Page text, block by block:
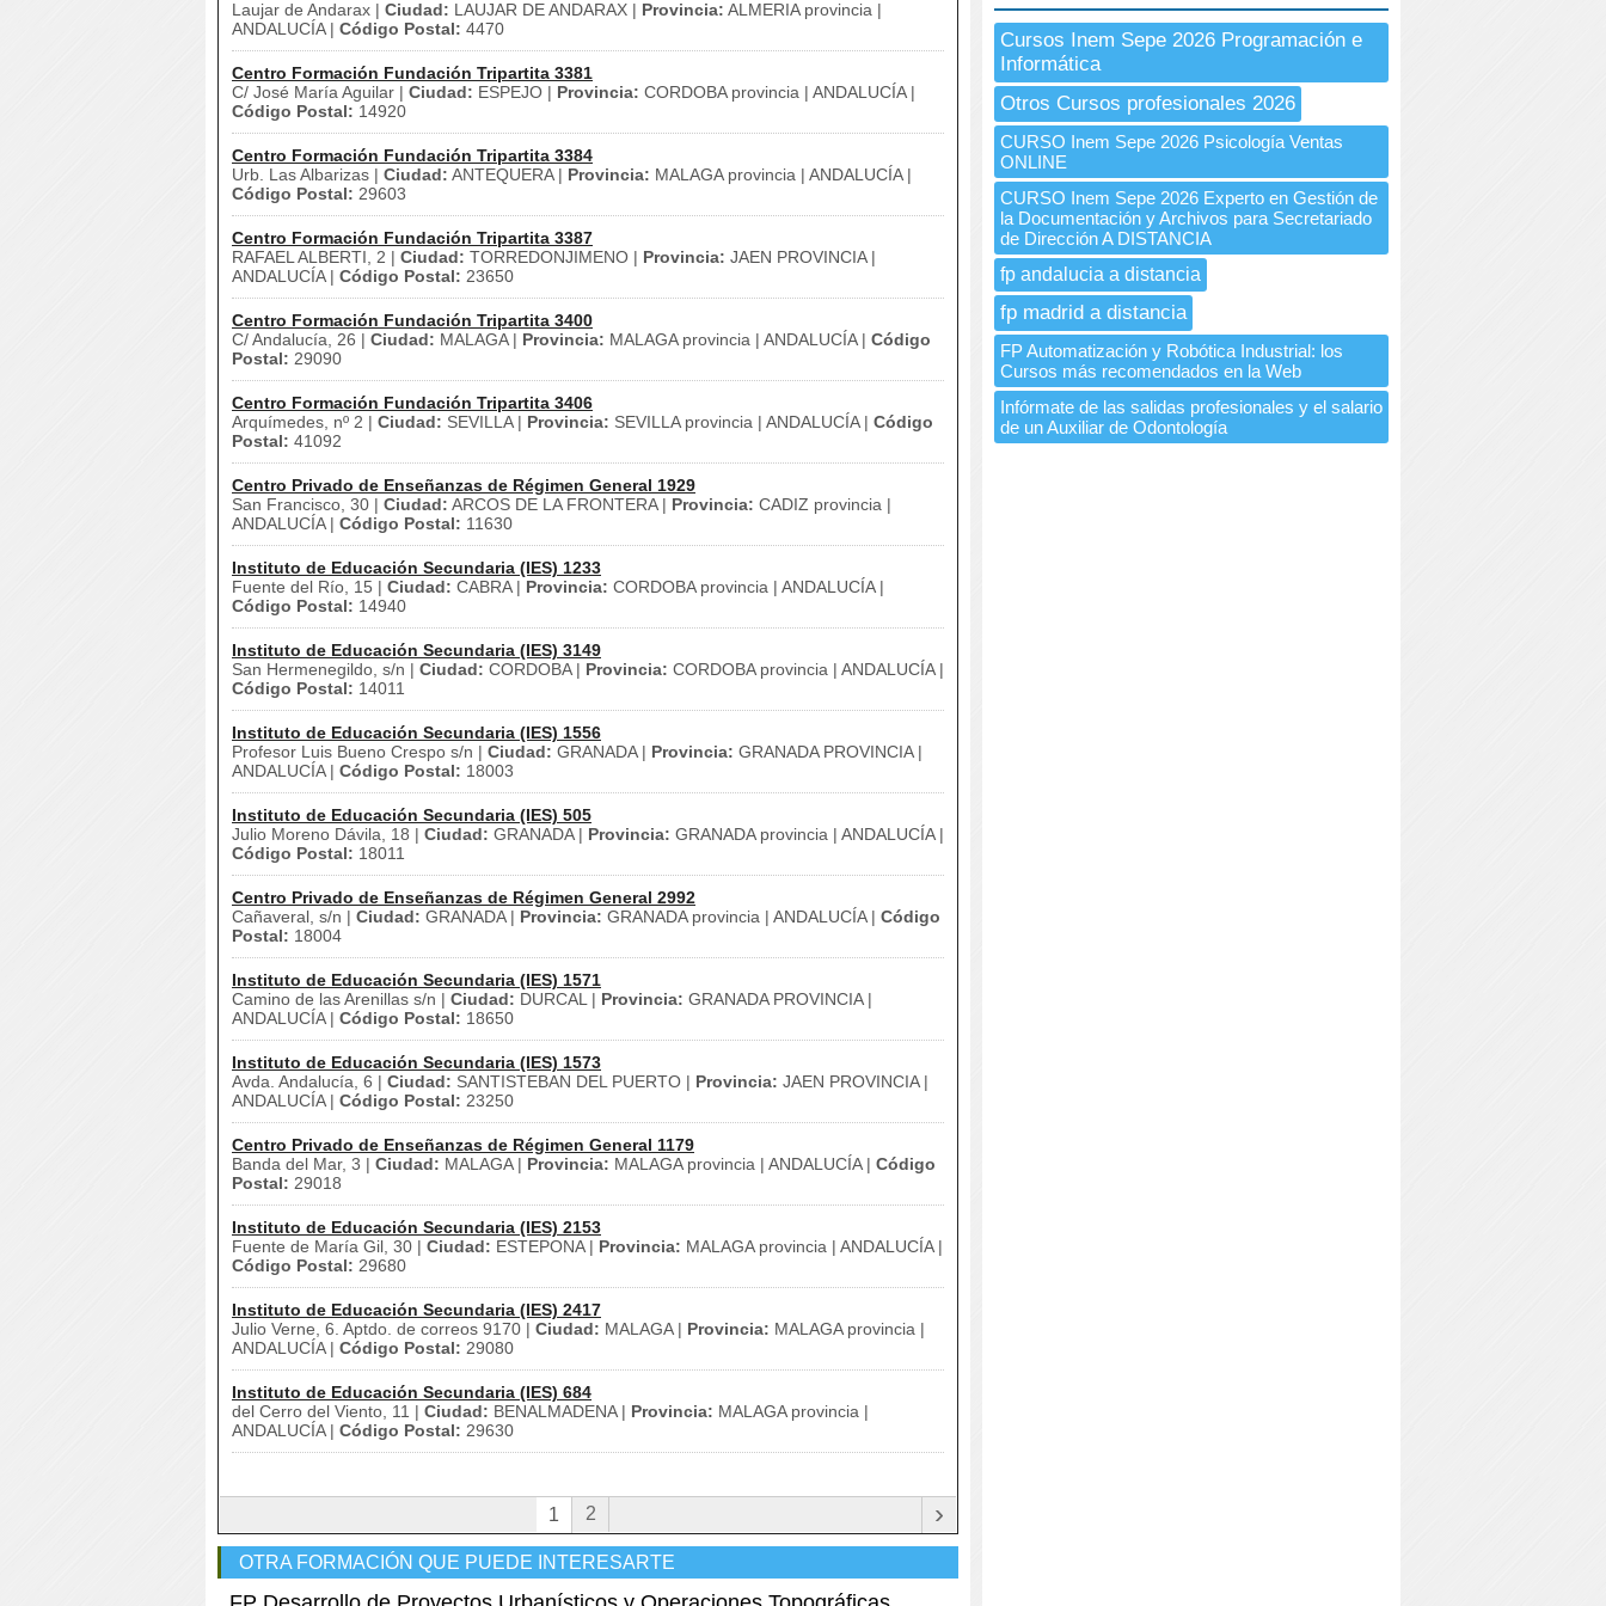
Laujar de Andarax | Ciudad: LAUJAR DE ANDARAX | Provincia: ALMERIA provincia |
ANDALUCÍA | Código Postal: 4470
Centro Formación Fundación Tripartita 3381
C/ José María Aguilar | Ciudad: ESPEJO | Provincia: CORDOBA provincia | ANDALUCÍA |
Código Postal: 14920
Centro Formación Fundación Tripartita 3384
Urb. Las Albarizas | Ciudad: ANTEQUERA | Provincia: MALAGA provincia | ANDALUCÍA |
Código Postal: 29603
Centro Formación Fundación Tripartita 3387
RAFAEL ALBERTI, 2 | Ciudad: TORREDONJIMENO | Provincia: JAEN PROVINCIA |
ANDALUCÍA | Código Postal: 23650
Centro Formación Fundación Tripartita 3400
C/ Andalucía, 26 | Ciudad: MALAGA | Provincia: MALAGA provincia | ANDALUCÍA | Código
Postal: 29090
Centro Formación Fundación Tripartita 3406
Arquímedes, nº 2 | Ciudad: SEVILLA | Provincia: SEVILLA provincia | ANDALUCÍA | Código
Postal: 41092
Centro Privado de Enseñanzas de Régimen General 1929
San Francisco, 30 | Ciudad: ARCOS DE LA FRONTERA | Provincia: CADIZ provincia |
ANDALUCÍA | Código Postal: 11630
Instituto de Educación Secundaria (IES) 1233
Fuente del Río, 15 | Ciudad: CABRA | Provincia: CORDOBA provincia | ANDALUCÍA |
Código Postal: 14940
Instituto de Educación Secundaria (IES) 3149
San Hermenegildo, s/n | Ciudad: CORDOBA | Provincia: CORDOBA provincia | ANDALUCÍA |
Código Postal: 14011
Instituto de Educación Secundaria (IES) 1556
Profesor Luis Bueno Crespo s/n | Ciudad: GRANADA | Provincia: GRANADA PROVINCIA |
ANDALUCÍA | Código Postal: 18003
Instituto de Educación Secundaria (IES) 505
Julio Moreno Dávila, 18 | Ciudad: GRANADA | Provincia: GRANADA provincia | ANDALUCÍA |
Código Postal: 18011
Centro Privado de Enseñanzas de Régimen General 2992
Cañaveral, s/n | Ciudad: GRANADA | Provincia: GRANADA provincia | ANDALUCÍA | Código
Postal: 18004
Instituto de Educación Secundaria (IES) 1571
Camino de las Arenillas s/n | Ciudad: DURCAL | Provincia: GRANADA PROVINCIA |
ANDALUCÍA | Código Postal: 18650
Instituto de Educación Secundaria (IES) 1573
Avda. Andalucía, 6 | Ciudad: SANTISTEBAN DEL PUERTO | Provincia: JAEN PROVINCIA |
ANDALUCÍA | Código Postal: 23250
Centro Privado de Enseñanzas de Régimen General 1179
Banda del Mar, 3 | Ciudad: MALAGA | Provincia: MALAGA provincia | ANDALUCÍA | Código
Postal: 29018
Instituto de Educación Secundaria (IES) 2153
Fuente de María Gil, 30 | Ciudad: ESTEPONA | Provincia: MALAGA provincia | ANDALUCÍA |
Código Postal: 29680
Instituto de Educación Secundaria (IES) 2417
Julio Verne, 6. Aptdo. de correos 9170 | Ciudad: MALAGA | Provincia: MALAGA provincia |
ANDALUCÍA | Código Postal: 29080
Instituto de Educación Secundaria (IES) 684
del Cerro del Viento, 11 | Ciudad: BENALMADENA | Provincia: MALAGA provincia |
ANDALUCÍA | Código Postal: 29630
1 2 ›
OTRA FORMACIÓN QUE PUEDE INTERESARTE
Cursos Inem Sepe 2026 Programación e
Informática
Otros Cursos profesionales 2026
CURSO Inem Sepe 2026 Psicología Ventas
ONLINE
CURSO Inem Sepe 2026 Experto en Gestión de
la Documentación y Archivos para Secretariado
de Dirección A DISTANCIA
fp andalucia a distancia
fp madrid a distancia
FP Automatización y Robótica Industrial: los
Cursos más recomendados en la Web
Infórmate de las salidas profesionales y el salario
de un Auxiliar de Odontología